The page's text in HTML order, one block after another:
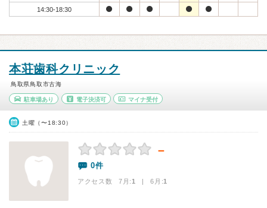
14:30-18:30
本荘歯科クリニック
鳥取県鳥取市古海
駐車場あり 電子決済可 マイナ受付
土曜（〜18:30）
－
0件
アクセス数 7月:1 | 6月:1